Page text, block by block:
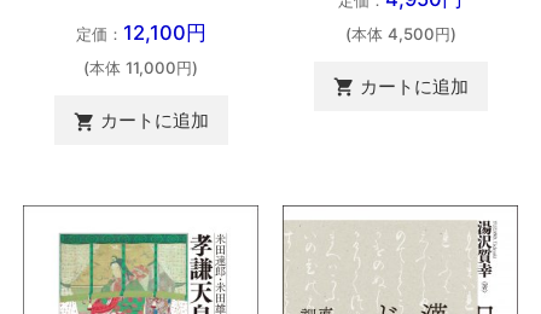
定価： 12,100円
(本体 11,000円)
 カートに追加
(本体 4,500円)
 カートに追加